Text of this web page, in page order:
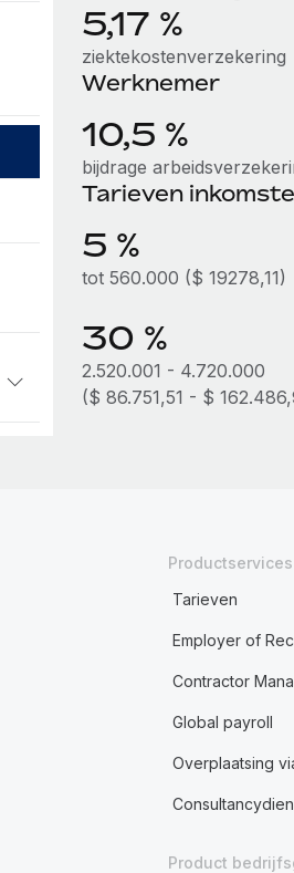
5,17 %
ziektekostenverzekering
Werknemer
10,5 %
bijdrage
Tarieven
5 %
tot 560.000 ($ 19278,11)
30 %
2.520.001 - 4.720.000
($ 86.751,51 - $
Productservices
Tarieven
Employer of
Contractor
Global payroll
Overplaatsing
Product